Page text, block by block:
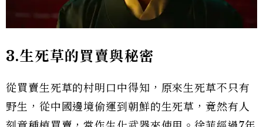
3.生死草的買賣與秘密
從買賣生死草的村明口中得知，原來生死草不只有
野生，從中國邊境偷運到朝鮮的生死草，竟然有人